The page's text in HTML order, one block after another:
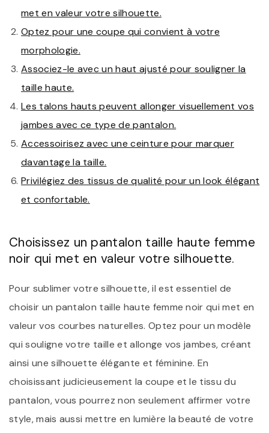
met en valeur votre silhouette.
Optez pour une coupe qui convient à votre
morphologie.
Associez-le avec un haut ajusté pour souligner la
taille haute.
Les talons hauts peuvent allonger visuellement vos
jambes avec ce type de pantalon.
Accessoirisez avec une ceinture pour marquer
davantage la taille.
Privilégiez des tissus de qualité pour un look élégant
et confortable.
Choisissez un pantalon taille haute femme
noir qui met en valeur votre silhouette.
Pour sublimer votre silhouette, il est essentiel de
choisir un pantalon taille haute femme noir qui met en
valeur vos courbes naturelles. Optez pour un modèle
qui souligne votre taille et allonge vos jambes, créant
ainsi une silhouette élégante et féminine. En
choisissant judicieusement la coupe et le tissu du
pantalon, vous pourrez non seulement affirmer votre
style, mais aussi mettre en lumière la beauté de votre